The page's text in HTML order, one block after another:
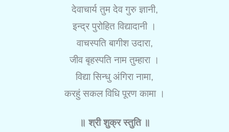
देवाचार्य तुम देव गुरु ज्ञानी,
इन्द्र पुरोहित विद्यादानी ।
वाचस्पति बागीश उदारा,
जीव बृहस्पति नाम तुम्हारा ।
विद्या सिन्धु अंगिरा नामा,
करहुं सकल विधि पूरण कामा ।
॥ श्री शुक्र स्तुति ॥